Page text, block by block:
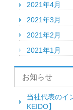
2021年4月
2021年3月
2021年2月
2021年1月
お知らせ
当社代表のイ
KEIDO】